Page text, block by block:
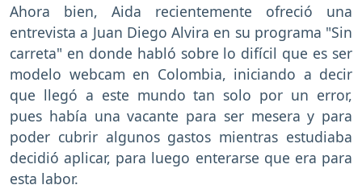
Ahora bien, Aida recientemente ofreció una
entrevista a Juan Diego Alvira en su programa "Sin
carreta" en donde habló sobre lo difícil que es ser
modelo webcam en Colombia, iniciando a decir
que llegó a este mundo tan solo por un error,
pues había una vacante para ser mesera y para
poder cubrir algunos gastos mientras estudiaba
decidió aplicar, para luego enterarse que era para
esta labor.